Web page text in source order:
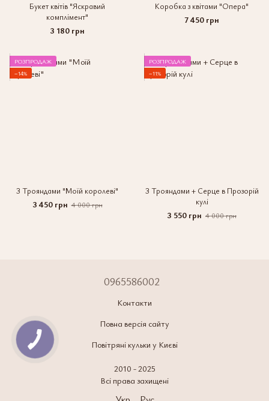
Букет квітів "Яскравий
комплімент"
3 180 грн
Коробка з квітами "Опера"
7 450 грн
РОЗПРОДАЖ
−14%
З Трояндами "Моїй королеві"
3 450 грн 4 000 грн
РОЗПРОДАЖ
−11%
З Трояндами + Серце в Прозорій
кулі
3 550 грн 4 000 грн
0965586002
Контакти
Повна версія сайту
Повітряні кульки у Києві
2010 - 2025
Всі права захищені